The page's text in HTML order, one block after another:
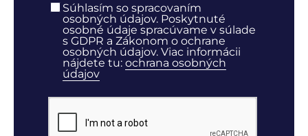
Súhlasím so spracovaním
osobných údajov. Poskytnuté
osobné údaje spracúvame v súlade
s GDPR a Zákonom o ochrane
osobných údajov. Viac informácii
nájdete tu: ochrana osobných
údajov